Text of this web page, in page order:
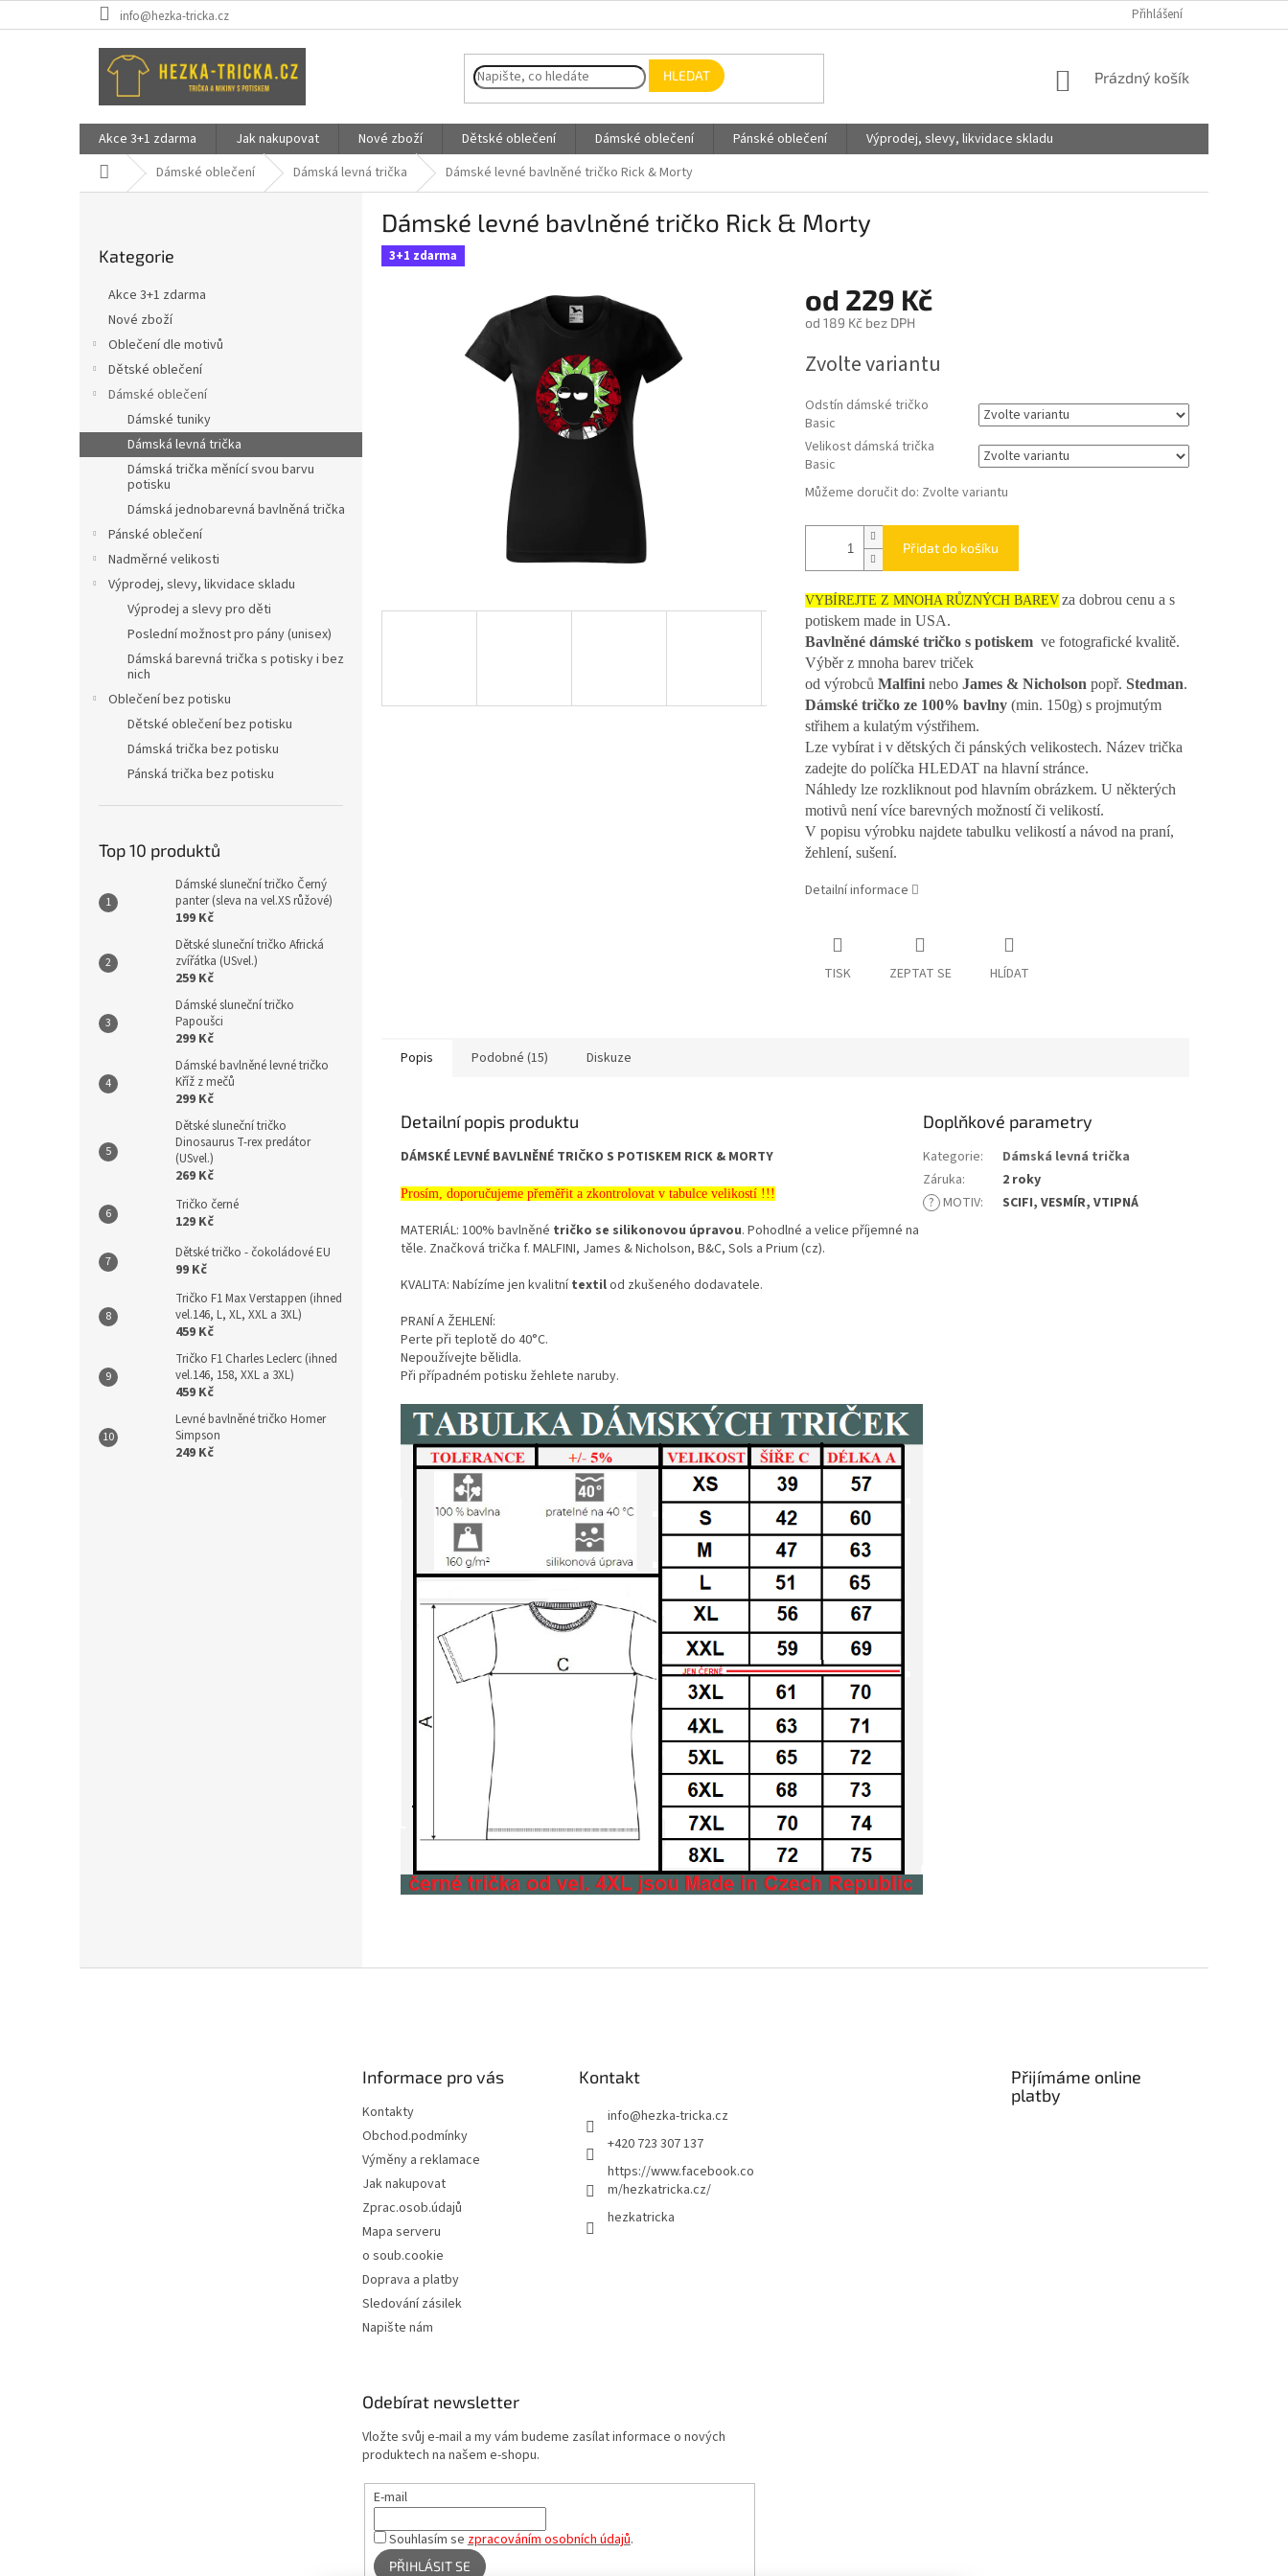
na
info@hezka-tricka.cz Přihlášení
HLEDAT
NÁKUPNÍ
Prázdný košík
Akce 3+1 zdarma Jak nakupovat Nové zboží Dětské oblečení Dámské oblečení Pánské oblečení
Výprodej, slevy, likvidace skladu
Domů Dámské oblečení Dámská levná trička Dámské levné bavlněné tričko Rick & Morty
n
e
kategorie
Kategorie
Akce 3+1 zdarma
Nové zboží
Oblečení dle motivů
Dětské oblečení
Dámské oblečení
Dámské tuniky
Dámská levná trička
Dámská trička měnící svou barvu
potisku
Dámská jednobarevná bavlněná trička
Pánské oblečení
Nadměrné velikosti
Výprodej, slevy, likvidace skladu
Výprodej a slevy pro děti
Poslední možnost pro pány (unisex)
Dámská barevná trička s potisky i bez
nich
Oblečení bez potisku
Dětské oblečení bez potisku
Dámská trička bez potisku
Pánská trička bez potisku
Top 10 produktů
Dámské sluneční tričko Černý
panter (sleva na vel.XS růžové)
199 Kč
Dětské sluneční tričko Africká
zvířátka (USvel.)
259 Kč
Dámské sluneční tričko
Papoušci
299 Kč
Dámské bavlněné levné tričko
Kříž z mečů
299 Kč
Dětské sluneční tričko
Dinosaurus T-rex predátor
(USvel.)
269 Kč
Tričko černé
129 Kč
Dětské tričko - čokoládové EU
99 Kč
Tričko F1 Max Verstappen (ihned
vel.146, L, XL, XXL a 3XL)
459 Kč
Tričko F1 Charles Leclerc (ihned
vel.146, 158, XXL a 3XL)
459 Kč
Levné bavlněné tričko Homer
Simpson
249 Kč
Dámské levné bavlněné tričko Rick & Morty
3+1 zdarma
od 229 Kč
od 189 Kčbez DPH
cena:
Zvolte variantu
Odstín dámské tričko
Basic
Velikost dámská trička
Basic
Můžeme doručit do: Zvolte variantu
Přidat do košíku
VYBÍREJTE Z MNOHA RŮZNÝCH BAREV za dobrou cenu a s
potiskem made in USA.
Bavlněné dámské tričko s potiskemve fotografické kvalitě.
Výběr z mnoha barev triček
od výrobců Malfininebo James & Nicholsonpopř. Stedman.
Dámské tričko ze 100% bavlny(min. 150g) s projmutým
střihem a kulatým výstřihem.
Lze vybírat i v dětských či pánských velikostech. Název trička
zadejte do políčka HLEDAT na hlavní stránce.
Náhledy lze rozkliknout pod hlavním obrázkem. U některých
motivů není více barevných možností či velikostí.
V popisu výrobku najdete tabulku velikostí a návod na praní,
žehlení, sušení.
Detailní informace
TISK ZEPTAT SE HLÍDAT
Popis Podobné (15) Diskuze
Detailní popis produktu
DÁMSKÉ LEVNÉ BAVLNĚNÉ TRIČKO S POTISKEM RICK & MORTY
Prosím, doporučujeme přeměřit a zkontrolovat v tabulce velikostí !!!
MATERIÁL: 100% bavlněné tričko se silikonovou úpravou. Pohodlné a velice příjemné na
těle. Značková trička f. MALFINI, James & Nicholson, B&C, Sols a Prium (cz).
KVALITA: Nabízíme jen kvalitnítextilod zkušeného dodavatele.
PRANÍ A ŽEHLENÍ:
Perte při teplotě do 40°C.
Nepoužívejte bělidla.
Při případném potisku žehlete naruby.
Doplňkové parametry
Kategorie:
Dámská levná trička
Záruka:
2 roky
? MOTIV: SCIFI, VESMÍR, VTIPNÁ
Informace pro vás
Kontakty
Obchod.podmínky
Výměny a reklamace
Jak nakupovat
Zprac.osob.údajů
Mapa serveru
o soub.cookie
Doprava a platby
Sledování zásilek
Napište nám
Kontakt
info@hezka-tricka.cz
+420 723 307 137
https://www.facebook.co
m/hezkatricka.cz/
hezkatricka
Přijímáme online
platby
Odebírat newsletter
Vložte svůj e-mail a my vám budeme zasílat informace o nových
produktech na našem e-shopu.
E-mail
Souhlasím sezpracováním osobních údajů.
PŘIHLÁSIT SE